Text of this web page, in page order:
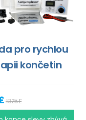
pro rychlou
končetin
1 325 £